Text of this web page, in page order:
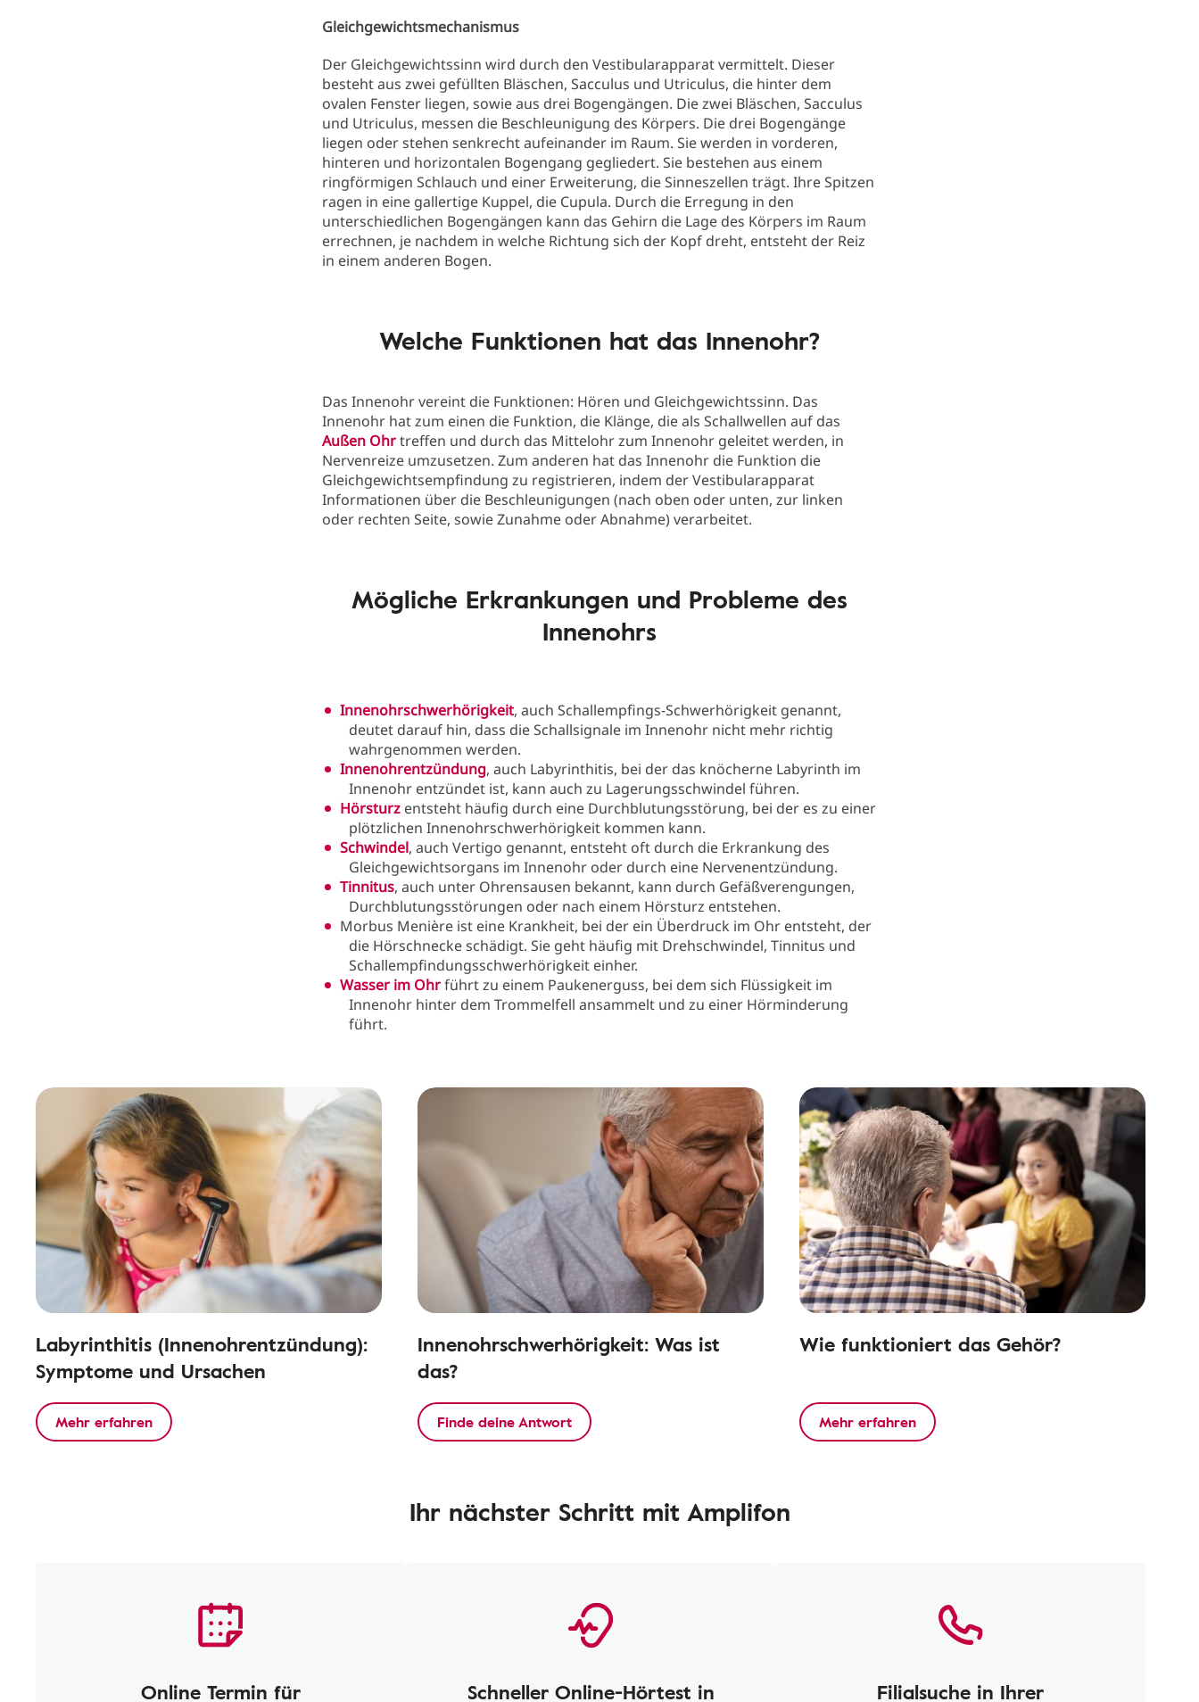
Gleichgewichtsmechanismus
Der Gleichgewichtssinn wird durch den Vestibularapparat vermittelt. Dieser
besteht aus zwei gefüllten Bläschen, Sacculus und Utriculus, die hinter dem
ovalen Fenster liegen, sowie aus drei Bogengängen. Die zwei Bläschen, Sacculus
und Utriculus, messen die Beschleunigung des Körpers. Die drei Bogengänge
liegen oder stehen senkrecht aufeinander im Raum. Sie werden in vorderen,
hinteren und horizontalen Bogengang gegliedert. Sie bestehen aus einem
ringförmigen Schlauch und einer Erweiterung, die Sinneszellen trägt. Ihre Spitzen
ragen in eine gallertige Kuppel, die Cupula. Durch die Erregung in den
unterschiedlichen Bogengängen kann das Gehirn die Lage des Körpers im Raum
errechnen, je nachdem in welche Richtung sich der Kopf dreht, entsteht der Reiz
in einem anderen Bogen.
Welche Funktionen hat das Innenohr?
Das Innenohr vereint die Funktionen: Hören und Gleichgewichtssinn. Das
Innenohr hat zum einen die Funktion, die Klänge, die als Schallwellen auf das
Außen Ohrtreffen und durch das Mittelohr zum Innenohr geleitet werden, in
Nervenreize umzusetzen. Zum anderen hat das Innenohr die Funktion die
Gleichgewichtsempfindung zu registrieren, indem der Vestibularapparat
Informationen über die Beschleunigungen (nach oben oder unten, zur linken
oder rechten Seite, sowie Zunahme oder Abnahme) verarbeitet.
Mögliche Erkrankungen und Probleme des
Innenohrs
Innenohrschwerhörigkeit, auch Schallempfings-Schwerhörigkeit genannt,
deutet darauf hin, dass die Schallsignale im Innenohr nicht mehr richtig
wahrgenommen werden.
Innenohrentzündung, auch Labyrinthitis, bei der das knöcherne Labyrinth im
Innenohr entzündet ist, kann auch zu Lagerungsschwindel führen.
Hörsturz entsteht häufig durch eine Durchblutungsstörung, bei der es zu einer
plötzlichen Innenohrschwerhörigkeit kommen kann.
Schwindel, auch Vertigo genannt, entsteht oft durch die Erkrankung des
Gleichgewichtsorgans im Innenohr oder durch eine Nervenentzündung.
Tinnitus, auch unter Ohrensausen bekannt, kann durch Gefäßverengungen,
Durchblutungsstörungen oder nach einem Hörsturz entstehen.
Morbus Menière ist eine Krankheit, bei der ein Überdruck im Ohr entsteht, der
die Hörschnecke schädigt. Sie geht häufig mit Drehschwindel, Tinnitus und
Schallempfindungsschwerhörigkeit einher.
Wasser im Ohrführt zu einem Paukenerguss, bei dem sich Flüssigkeit im
Innenohr hinter dem Trommelfell ansammelt und zu einer Hörminderung
führt.
Labyrinthitis (Innenohrentzündung):
Symptome und Ursachen
Mehr erfahren
Innenohrschwerhörigkeit: Was ist
das?
Finde deine Antwort
Wie funktioniert das Gehör?
Mehr erfahren
Ihr nächster Schritt mit Amplifon
Online Termin für Schneller Online-Hörtest in Filialsuche in Ihrer